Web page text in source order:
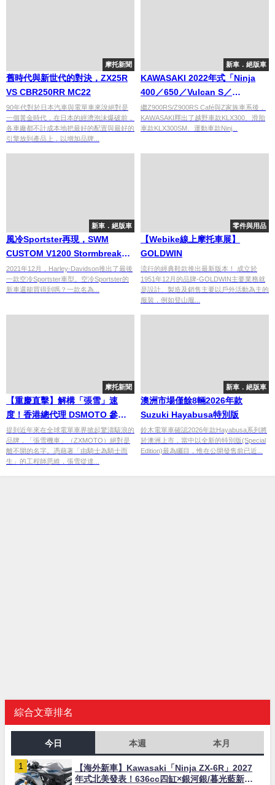
摩托新聞
舊時代與新世代的對決，ZX25R
VS CBR250RR MC22
90年代對於日本汽車與電單車來說絕對是
一個黃金時代，在日本的經濟泡沫爆破前，
各車廠都不計成本地把最好的配置與最好的
引擎放到產品上，以增加品牌...
新車．絕版車
KAWASAKI 2022年式「Ninja
400／650／Vulcan S／
KLX300」登場
繼Z900RS/Z900RS Café與Z家族車系後，
KAWASAKI釋出了越野車款KLX300、滑胎
車款KLX300SM、運動車款Ninj...
新車．絕版車
風冷Sportster再現，SWM
CUSTOM V1200 Stormbreaker
即將推出
2021年12月，Harley-Davidson推出了最後
一款空冷Sportster車型。空冷Sportster的
新車還能買得到嗎？一款名為...
零件與用品
【Webike線上摩托車展】
GOLDWIN
流行的經典鞋款推出最新版本！ 成立於
1951年12月的品牌-GOLDWIN主要業務就
是設計、製造及銷售主要以戶外活動為主的
服裝，例如登山服...
摩托新聞
【重慶直擊】解構「張雪」速
度！香港總代理 DSMOTO 參訪
ZXMOTO 工廠：三缸怪獸
820RR 實測現身
提到近年來在全球電單車界掀起驚濤駭浪的
品牌，「張雪機車」（ZXMOTO）絕對是
離不開的名字。憑藉著「由騎士為騎士而
生」的工程師思維，張雪從達...
新車．絕版車
澳洲市場僅餘8輛2026年款
Suzuki Hayabusa特別版
鈴木電單車確認2026年款Hayabusa系列將
於澳洲上市，當中以全新的特別版(Special
Edition)最為矚目，惟在公開發售前已近...
綜合文章排名
今日 本週 本月
【海外新車】Kawasaki「Ninja ZX-6R」2027
年式北美發表！636cc四缸×銀河銀/暮光藍新色